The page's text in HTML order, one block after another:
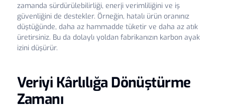
zamanda sürdürülebilirliği, enerji verimliliğini ve iş
güvenliğini de destekler. Örneğin, hatalı ürün oranınız
düştüğünde, daha az hammadde tüketir ve daha az atık
üretirsiniz. Bu da dolaylı yoldan fabrikanızın karbon ayak
izini düşürür.
Veriyi Kârlılığa Dönüştürme
Zamanı